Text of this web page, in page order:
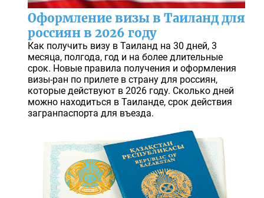
Оформление визы в Таиланд для
россиян в 2026 году
Как получить визу в Таиланд на 30 дней, 3
месяца, полгода, год и на более длительные
срок. Новые правила получения и оформления
визы-ран по прилете в страну для россиян,
которые действуют в 2026 году. Сколько дней
можно находиться в Таиланде, срок действия
загранпаспорта для въезда.